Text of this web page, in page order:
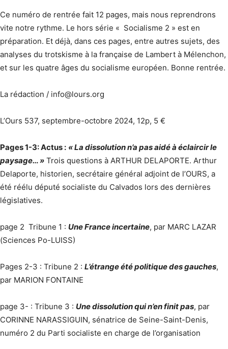
Ce numéro de rentrée fait 12 pages, mais nous reprendrons
vite notre rythme. Le hors série « Socialisme 2 » est en
préparation. Et déjà, dans ces pages, entre autres sujets, des
analyses du trotskisme à la française de Lambert à Mélenchon,
et sur les quatre âges du socialisme européen. Bonne rentrée.
La rédaction / info@lours.org
L’Ours 537, septembre-octobre 2024, 12p, 5 €
Pages 1-3: Actus : « La dissolution n’a pas aidé à éclaircir le
paysage… » Trois questions à ARTHUR DELAPORTE. Arthur
Delaporte, historien, secrétaire général adjoint de l’OURS, a
été réélu député socialiste du Calvados lors des dernières
législatives.
page 2 Tribune 1 : Une France incertaine, par MARC LAZAR
(Sciences Po-LUISS)
Pages 2-3 : Tribune 2 : L’étrange été politique des gauches,
par MARION FONTAINE
page 3- : Tribune 3 : Une dissolution qui n’en finit pas, par
CORINNE NARASSIGUIN, sénatrice de Seine-Saint-Denis,
numéro 2 du Parti socialiste en charge de l’organisation